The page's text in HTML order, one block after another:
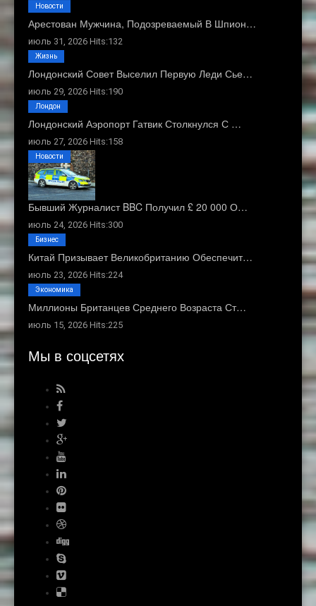
Арестован Мужчина, Подозреваемый В Шпион…
июль 31, 2026 Hits:132
Новости
Лондонский Совет Выселил Первую Леди Сье…
июль 29, 2026 Hits:190
Жизнь
Лондонский Аэропорт Гатвик Столкнулся С …
июль 27, 2026 Hits:158
Лондон
Бывший Журналист BBC Получил £ 20 000 О…
июль 24, 2026 Hits:300
Новости
Китай Призывает Великобританию Обеспечит…
июль 23, 2026 Hits:224
Бизнес
Миллионы Британцев Среднего Возраста Ст…
июль 15, 2026 Hits:225
Экономика
Мы в соцсетях